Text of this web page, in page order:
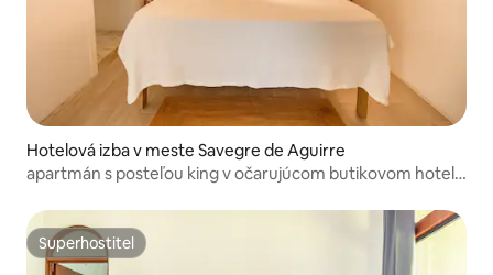
Hotelová izba v meste Savegre de Aguirre
apartmán s posteľou king v očarujúcom butikovom hoteli
Superhostiteľ
Superhostiteľ